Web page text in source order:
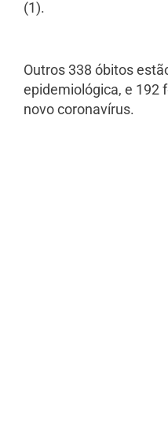
(1).
Outros 338 óbitos
epidemiológica, e 192
novo coronavírus.